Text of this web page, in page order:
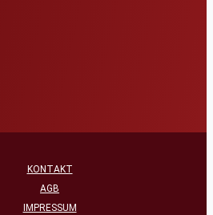
KONTAKT
AGB
IMPRESSUM